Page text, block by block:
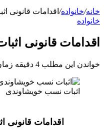
خانه/خانواده/ اقدامات قانونی
خانواده
اقدامات قانونی
خواندن این مطلب 4 دقیقه زمان میبرد
اثبات نسب خویشاوندی
اقدامات